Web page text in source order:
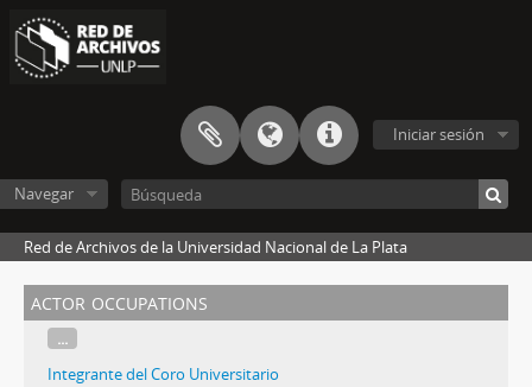
Iniciar sesión
Navegar
Red de Archivos de la Universidad Nacional de La Plata
actor occupations
...
Integrante del Coro Universitario